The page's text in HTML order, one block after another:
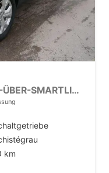
Expression 3 TCe 4x2*NAVI-ÜBER-SMARTLINK*AHK*PDC-KAMERA*LED*SHZ*17-ZOLL
km